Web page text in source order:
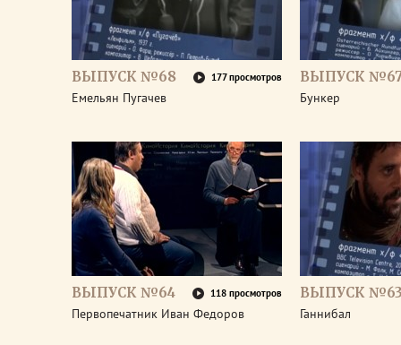
ВЫПУСК №68 177 просмотров
Емельян Пугачев
ВЫПУСК
Бункер
ВЫПУСК №64 118 просмотров
Первопечатник Иван Федоров
ВЫПУСК
Ганнибал